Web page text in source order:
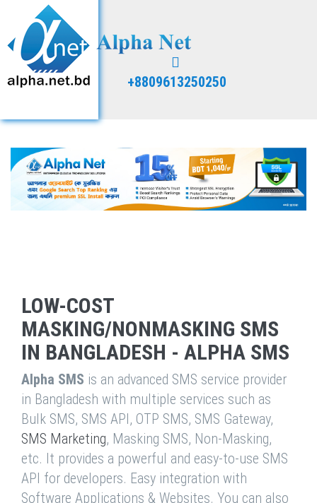
+8809613250250
LOW-COST
MASKING/NONMASKING SMS
IN BANGLADESH - ALPHA SMS
Alpha SMS is an advanced SMS service provider
in Bangladesh with multiple services such as
Bulk SMS, SMS API, OTP SMS, SMS Gateway,
SMS Marketing, Masking SMS, Non-Masking,
etc. It provides a powerful and easy-to-use SMS
API for developers. Easy integration with
Software Applications & Websites. You can also